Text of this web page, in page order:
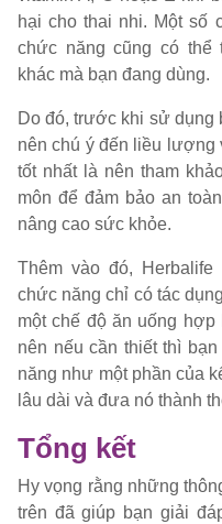
hại cho thai nhi. Một số
chức năng cũng có
khác mà bạn đang dùng.
Do đó, trước khi sử dụng
nên chú ý đến liều lượng
tốt nhất là nên tham
môn để đảm bảo an
nâng cao sức khỏe.
Thêm vào đó,
chức năng chỉ có tác
một chế độ ăn uống
nên nếu cần thiết thì
năng như một phần của
lâu dài và đưa nó thành
Tổng kết
Hy vọng rằng những
trên đã giúp bạn giải